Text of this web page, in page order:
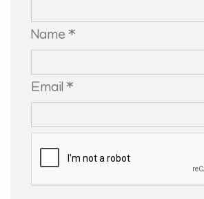
Name *
Email *